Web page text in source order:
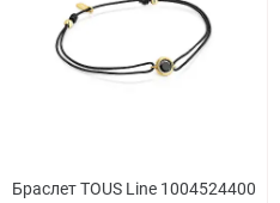
Браслет TOUS Line 1004524400